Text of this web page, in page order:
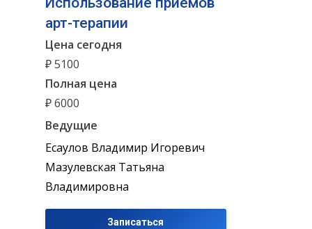
арт-терапии
Цена сегодня
₽ 5100
Полная цена
₽ 6000
Ведущие
Есаулов Владимир Игоревич
Мазулевская Татьяна
Владимировна
Записаться